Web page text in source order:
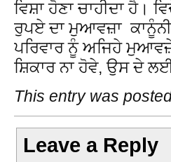
ਵਿਸ਼ਾ ਹੋਣਾ ਚਾਹੀਦਾ ਹੈ।
ਰੁਪਏ ਦਾ ਮੁਆਵਜ਼ਾ
ਪਰਿਵਾਰ ਨੂੰ ਅਜਿਹੇ
ਸ਼ਿਕਾਰ ਨਾ ਹੋਵੇ, ਉਸ ਦੇ
This entry was
Leave a Reply